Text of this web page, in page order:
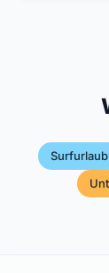
Surfurlaub